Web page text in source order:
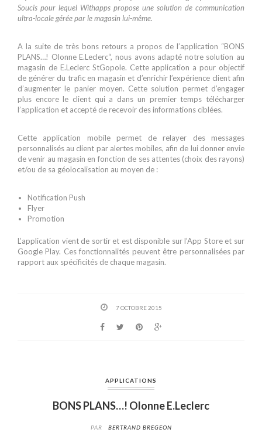
Soucis pour lequel Withapps propose une solution de communication
ultra-locale gérée par le magasin lui-même.
A la suite de très bons retours a propos de l’application “BONS
PLANS…! Olonne E.Leclerc“, nous avons adapté notre solution au
magasin de E.Leclerc StGopole. Cette application a pour objectif
de générer du trafic en magasin et d’enrichir l’expérience client afin
d’augmenter le panier moyen. Cette solution permet d’engager
plus encore le client qui a dans un premier temps télécharger
l’application et accepté de recevoir des informations ciblées.
Cette application mobile permet de relayer des messages
personnalisés au client par alertes mobiles, afin de lui donner envie
de venir au magasin en fonction de ses attentes (choix des rayons)
et/ou de sa géolocalisation au moyen de :
Notification Push
Flyer
Promotion
L’application vient de sortir et est disponible sur l’App Store et sur
Google Play. Ces fonctionnalités peuvent être personnalisées par
rapport aux spécificités de chaque magasin.
7 OCTOBRE 2015
APPLICATIONS
BONS PLANS…! Olonne E.Leclerc
PAR BERTRAND BREGEON